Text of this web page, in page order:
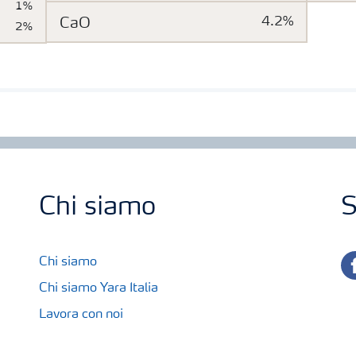
1%
2%
CaO 4.2%
Chi siamo
Chi siamo
Chi siamo Yara Italia
Lavora con noi